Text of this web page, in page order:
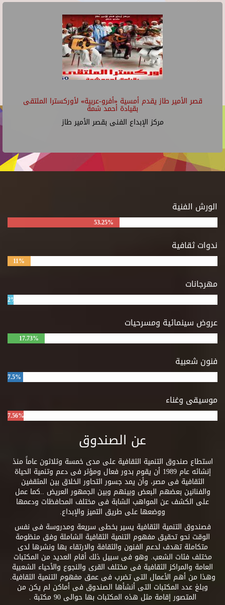
قصر الأمير طاز يقدم أمسية «أفرو-عربية» لأوركسترا الملتقى
بقيادة أحمد شمة
مركز الإبداع الفنى بقصر الأمير طاز
الورش الفنية
53.25%
ندوات ثقافية
11%
مهرجانات
2%
عروض سينمائية ومسرحيات
17.73%
فنون شعبية
7.5%
موسيقى وغناء
7.56%
عن الصندوق
استطاع صندوق التنمية الثقافية على مدى خمسة وثلاثون عاماً منذ
إنشائه عام 1989 أن يقوم بدور فعال ومؤثر فى دعم وتنمية الحياة
الثقافية فى مصر، وأن يمد جسور التحاور الخلاق بين المثقفين
والفنانين بعضهم البعض وبينهم وبين الجمهور العريض ..كما عمل
على الكشف عن المواهب الشابة فى مختلف المحافظات ودعمها
ووضعها على طريق التميز والإبداع.
فصندوق التنمية الثقافية يسير بخطى سريعة ومدروسة فى نفس
الوقت نحو تحقيق مفهوم التنمية الثقافية الشاملة وفق منظومة
متكاملة تهدف لدعم الفنون والثقافة والارتقاء بها ونشرها لدى
مختلف فئات الشعب. وهو فى سبيل ذلك أقام العديد من المكتبات
العامة والمراكز الثقافية فى مختلف القرى والنجوع والأحياء الشعبية
وهذا من أهم الأعمال التى تضرب فى عمق مفهوم التنمية الثقافية.
وبلغ عدد المكتبات التى أنشأها الصندوق فى أماكن لم يكن من
المتصور إقامة مثل هذه المكتبات بها حوالى 90 مكتبة .